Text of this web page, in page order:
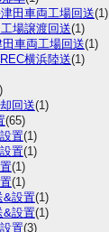
田車両工場回送(1)
場譲渡回送(1)
車両工場回送(1)
横浜陸送(1)
回送(1)
(65)
置(1)
置(1)
(1)
(1)
&設置(1)
&設置(1)
置(3)